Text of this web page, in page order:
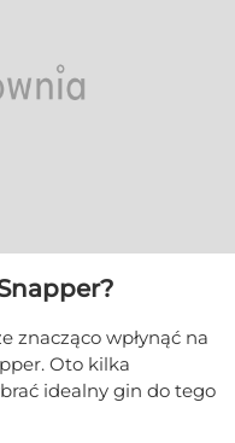
znacząco wpłynąć na
Oto kilka
idealny gin do tego